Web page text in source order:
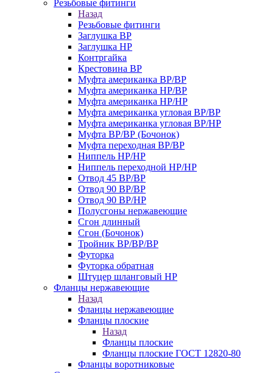
Резьбовые фитинги
Назад
Резьбовые фитинги
Заглушка ВР
Заглушка НР
Контргайка
Крестовина ВР
Муфта американка ВР/ВР
Муфта американка НР/ВР
Муфта американка НР/НР
Муфта американка угловая ВР/ВР
Муфта американка угловая ВР/НР
Муфта ВР/ВР (Бочонок)
Муфта переходная ВР/ВР
Ниппель НР/НР
Ниппель переходной НР/НР
Отвод 45 ВР/ВР
Отвод 90 ВР/ВР
Отвод 90 ВР/НР
Полусгоны нержавеющие
Сгон длинный
Сгон (Бочонок)
Тройник ВР/ВР/ВР
Футорка
Футорка обратная
Штуцер шланговый НР
Фланцы нержавеющие
Назад
Фланцы нержавеющие
Фланцы плоские
Назад
Фланцы плоские
Фланцы плоские ГОСТ 12820-80
Фланцы воротниковые